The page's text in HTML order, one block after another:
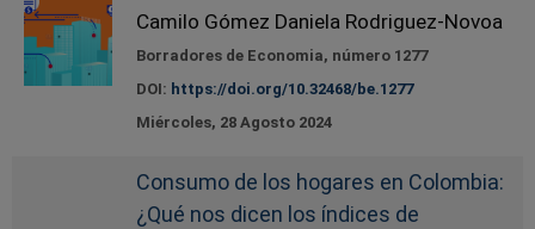
Camilo Gómez Daniela Rodriguez-Novoa
Borradores de Economia, número 1277
DOI: https://doi.org/10.32468/be.1277
Miércoles, 28 Agosto 2024
Consumo de los hogares en Colombia:
¿Qué nos dicen los índices de